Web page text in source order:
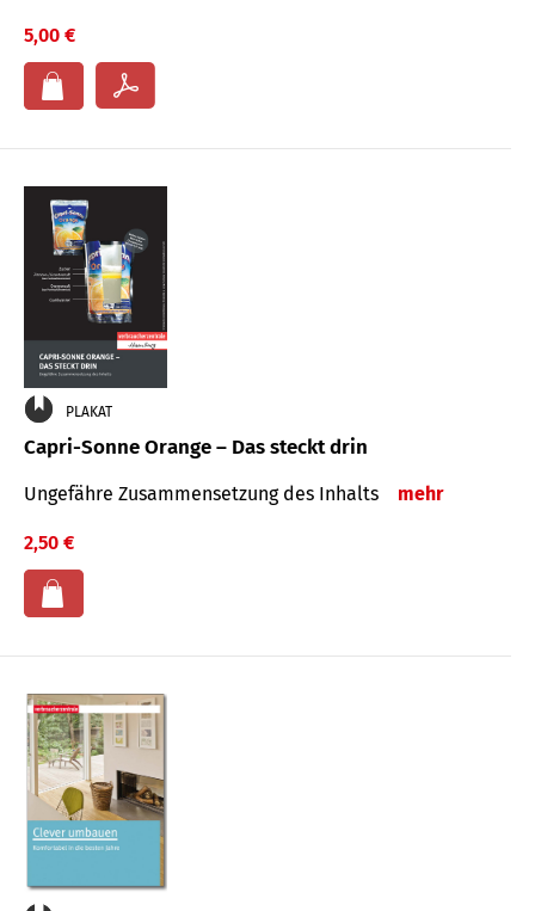
5,00 €
PLAKAT
Capri-Sonne Orange – Das steckt drin
Ungefähre Zu­sammen­setzung des Inhalts mehr
2,50 €